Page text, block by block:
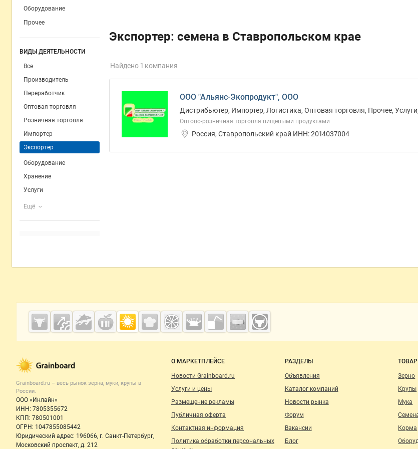
Оборудование
Прочее
ВИДЫ ДЕЯТЕЛЬНОСТИ
Все
Производитель
Переработчик
Оптовая торговля
Розничная торговля
Импортер
Экспортер
Оборудование
Хранение
Услуги
Ещё
Экспортер: семена в Ставропольском крае
Найдено 1 компания
ООО "Альянс-Экопродукт", ООО
Дистрибьютер, Импортер, Логистика, Оптовая торговля, Прочее,
Оптово-розничная торговля пищевыми продуктами
Россия, Ставропольский край ИНН: 2014037004
Дополнительная информация
Cсылки на полезные проекты
Grainboard.ru
Важные разделы и контакты
Grainboard.ru – весь рынок зерна, муки, крупы в
России.
ООО «Инлайн»
ИНН: 7805355672
КПП: 780501001
ОГРН: 1047855085442
Юридический адрес: 196066, г. Санкт-Петербург,
Московский проспект, д. 212
Навигация по сайту
О МАРКЕТПЛЕЙСЕ
Новости Grainboard.ru
Услуги и цены
Размещение рекламы
Публичная оферта
Контактная информация
Политика обработки персональных
РАЗДЕЛЫ
Объявления
Каталог компаний
Новости рынка
Форум
Вакансии
Блог
Зерно
Крупы
Мука
Корма